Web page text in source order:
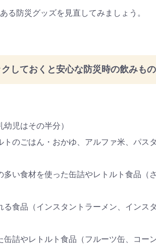
る防災グッズを見直してみましょう。
しておくと安心な防災時の飲みも
児はその半分）
のごはん・おかゆ、アルファ米、パス
い食材を使った缶詰やレトルト食品（
食品（インスタントラーメン、インス
詰やレトルト食品（フルーツ缶、コー